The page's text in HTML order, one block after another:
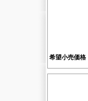
希望小売価格